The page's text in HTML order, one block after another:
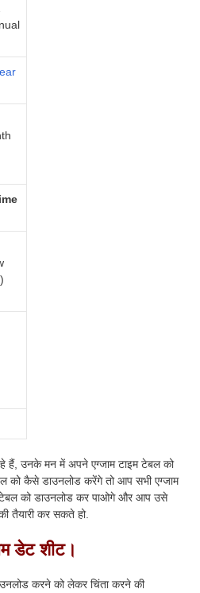
हैं, उनके मन में अपने एग्जाम टाइम टेबल को
को कैसे डाउनलोड करेंगे तो आप सभी एग्जाम
को डाउनलोड कर पाओगे और आप उसे
तैयारी कर सकते हो.
डेट शीट।
करने को लेकर चिंता करने की